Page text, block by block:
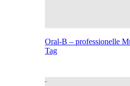
Oral-B – professionelle
Tag